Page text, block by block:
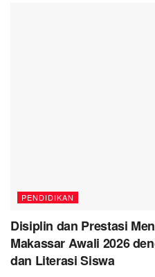
PENDIDIKAN
Disiplin dan Prestasi
Makassar Awali 2026
dan Literasi Siswa